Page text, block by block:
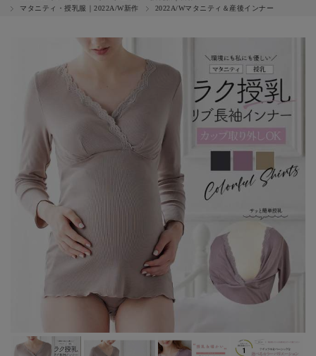
マタニティ・授乳服｜2022A/W新作
2022A/Wマタニティ＆産後インナー